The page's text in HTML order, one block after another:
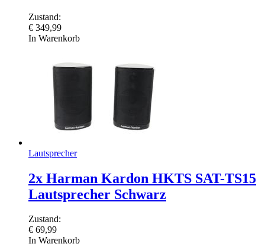
Zustand:
€ 349,99
In Warenkorb
Lautsprecher
2x Harman Kardon HKTS SAT-TS15
Lautsprecher Schwarz
Zustand:
€ 69,99
In Warenkorb